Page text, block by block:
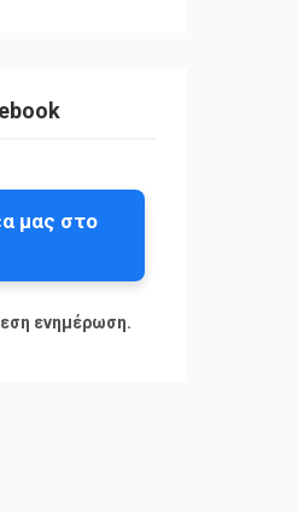
μας στο
ενημέρωση.